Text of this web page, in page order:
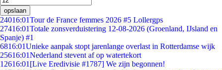
opslaan
24016:01Tour de France femmes 2026 #5 Lollergps
27416:01Totale zonsverduistering 12-08-2026 (Groenland, IJsland en
Spanje) #1
6816:01Unieke aanpak stopt jarenlange overlast in Rotterdamse wijk
25616:01Nederland stevent af op watertekort
12616:01 [Live Eredivisie #1787] We zijn begonnen!